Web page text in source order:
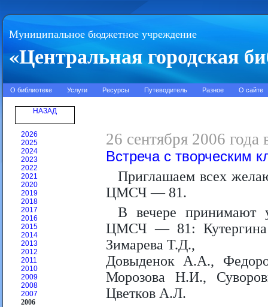
Муниципальное бюджетное учреждение
«Центральная городская
О библиотеке Услуги Ресурсы Путеводитель Разное О сайте
НАЗАД
2026
2025
2024
2023
2022
2021
2020
2019
2018
2017
2016
2015
2014
2013
2012
2011
2010
2009
2008
2007
2006
26 сентября 2006 года
Встреча с творческим
Приглашаем всех
ЦМСЧ — 81.
В вечере принимают
ЦМСЧ — 81:
Зимарева Т.Д.,
Довыденок А.А.,
Морозова Н.И.,
Цветков А.Л.